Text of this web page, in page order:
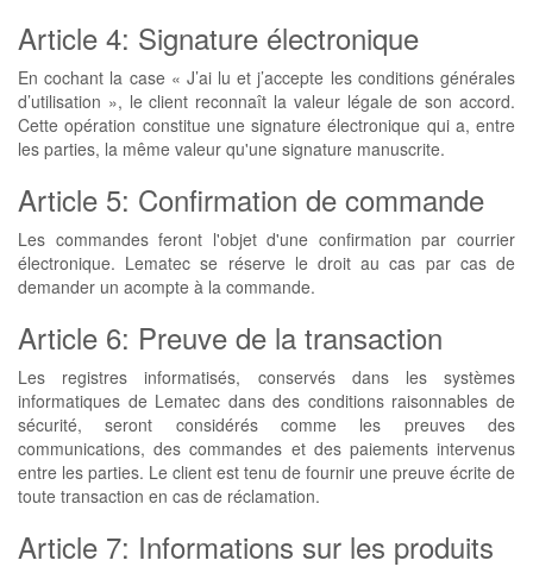
Article 4: Signature électronique
En cochant la case « J’ai lu et j’accepte les conditions générales
d’utilisation », le client reconnaît la valeur légale de son accord.
Cette opération constitue une signature électronique qui a, entre
les parties, la même valeur qu'une signature manuscrite.
Article 5: Confirmation de commande
Les commandes feront l'objet d'une confirmation par courrier
électronique. Lematec se réserve le droit au cas par cas de
demander un acompte à la commande.
Article 6: Preuve de la transaction
Les registres informatisés, conservés dans les systèmes
informatiques de Lematec dans des conditions raisonnables de
sécurité, seront considérés comme les preuves des
communications, des commandes et des paiements intervenus
entre les parties. Le client est tenu de fournir une preuve écrite de
toute transaction en cas de réclamation.
Article 7: Informations sur les produits